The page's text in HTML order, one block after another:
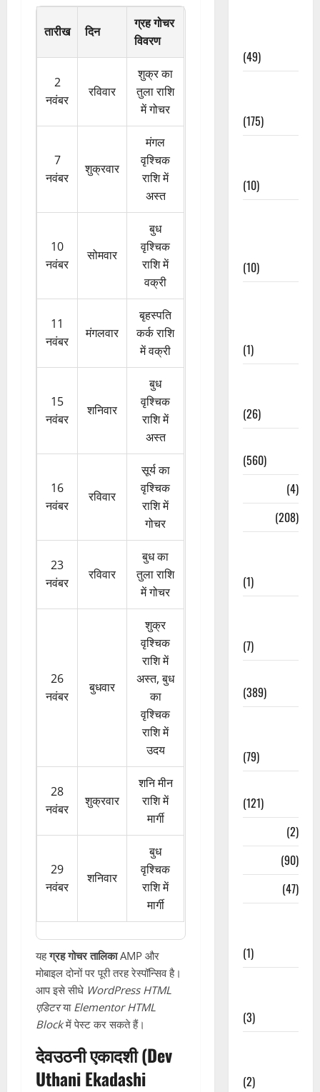
तारीख दिन
ग्रह गोचर
विवरण
2
नवंबर
रविवार
शुक्र का
तुला राशि
में गोचर
7
नवंबर
शुक्रवार
मंगल
वृश्चिक
राशि में
अस्त
10
नवंबर
सोमवार
बुध
वृश्चिक
राशि में
वक्री
11
नवंबर
मंगलवार
बृहस्पति
कर्क राशि
में वक्री
15
नवंबर
शनिवार
बुध
वृश्चिक
राशि में
अस्त
16
नवंबर
रविवार
सूर्य का
वृश्चिक
राशि में
गोचर
23
नवंबर
रविवार
बुध का
तुला राशि
में गोचर
26
नवंबर
बुधवार
शुक्र
वृश्चिक
राशि में
अस्त, बुध
का
वृश्चिक
राशि में
उदय
28
नवंबर
शुक्रवार
शनि मीन
राशि में
मार्गी
29
नवंबर
शनिवार
बुध
वृश्चिक
राशि में
मार्गी
यहग्रह गोचर तालिकाAMP और
मोबाइल दोनों पर पूरी तरह रेस्पॉन्सिव है।
आप इसे सीधे WordPress HTML
एडिटरया Elementor HTML
Blockमें पेस्ट कर सकते हैं।
देवउठनी एकादशी (Dev
Uthani Ekadashi
(49)
(175)
(10)
(10)
(1)
(26)
(560)
(4)
(208)
(1)
(7)
(389)
(79)
(121)
(2)
(90)
(47)
(1)
(3)
(2)